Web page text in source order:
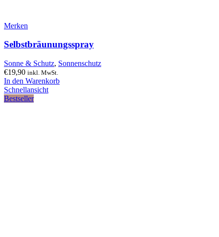
Merken
Selbstbräunungsspray
Sonne & Schutz, Sonnenschutz
€19,90 inkl. MwSt.
In den Warenkorb
Schnellansicht
Bestseller